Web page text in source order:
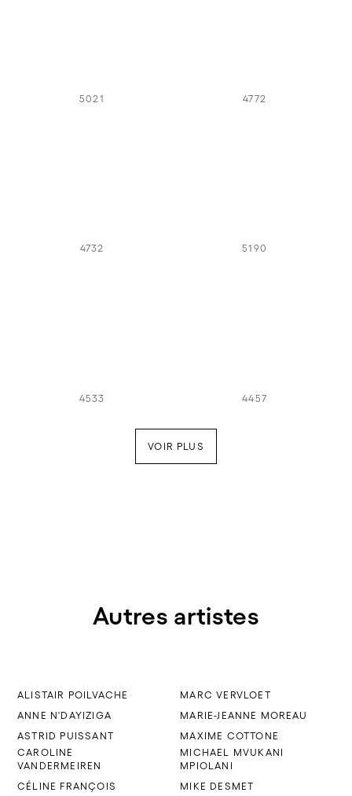
5021 4772
4732 5190
4533 4457
VOIR PLUS
Autres artistes
ALISTAIR POILVACHE
ANNE N'DAYIZIGA
ASTRID PUISSANT
CAROLINE
VANDERMEIREN
CÉLINE FRANÇOIS
MARC VERVLOET
MARIE-JEANNE MOREAU
MAXIME COTTONE
MICHAEL MVUKANI
MPIOLANI
MIKE DESMET